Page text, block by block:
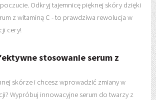
Odkryj tajemnicę pięknej skóry dzięki
z witaminą C - to prawdziwa rewolucja w
cery!
stosowanie serum z
skórze i chcesz wprowadzić zmiany w
Wypróbuj innowacyjne serum do twarzy z